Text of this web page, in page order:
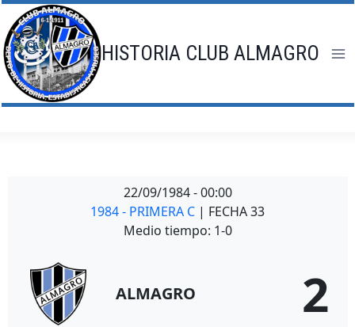
Saltar
al
contenido
HISTORIA CLUB ALMAGRO
22/09/1984 - 00:00
1984 - PRIMERA C | FECHA 33
Medio tiempo: 1-0
ALMAGRO 2